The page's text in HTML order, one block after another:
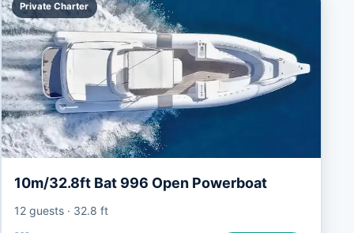
Private Charter
10m/32.8ft Bat 996 Open Powerboat
12 guests· 32.8 ft